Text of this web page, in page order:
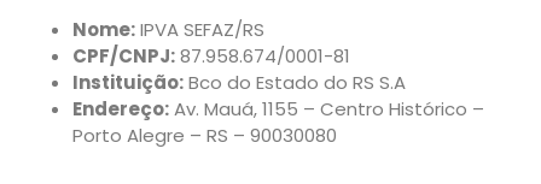
Nome:IPVA SEFAZ/RS
CPF/CNPJ:87.958.674/0001-81
Instituição:Bco do Estado do RS S.A
Endereço:Av. Mauá, 1155 – Centro Histórico –
Porto Alegre – RS – 90030080